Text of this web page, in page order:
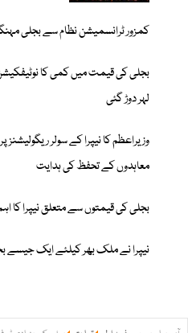
کمزور ٹرانسمیشن نظام سے بجلی
بجلی کی قیمت میں کمی کا
لہر دوڑ گئی
وزیراعظم کا نیپرا کے سولر
معاہدوں کے تحفظ کی ہدایت
بجلی کی قیمتوں سے متعلق نیپرا کا
نیپرا نے ملک بھر کیلئے ایک جیسے